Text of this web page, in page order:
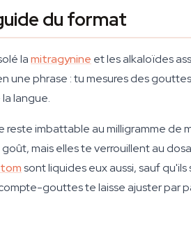
du format
lamitragynine et les alkaloïdes
phrase : tu mesures des
langue.
imbattable au milligramme de
mais elles te verrouillent au
sont liquides eux aussi, sauf
gouttes te laisse ajuster par